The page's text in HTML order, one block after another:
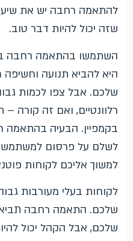
להתאמה רחבה יש את
שזה יכול להיות דבר טוב.
השתמשו בהתאמה רחבה
היא להביא תנועה
שלכם. אבל צפו לכמות
רלוונטיים, ואם זה קורה –
בקמפיין. הבעיה
לשלם על פרסום
למשוך אליכם לקוחות
לקוחות בעלי מעורבות
שלכם. התאמה רחבה
שלכם, אבל הקהל יכול